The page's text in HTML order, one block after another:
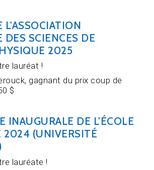
L'ASSOCIATION
DES SCIENCES DE
2025
lauréat !
gagnant du prix coup de
$
INAUGURALE DE L'ÉCOLE
2024 (UNIVERSITÉ
lauréate !